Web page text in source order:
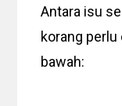
Antara isu
korang
bawah: